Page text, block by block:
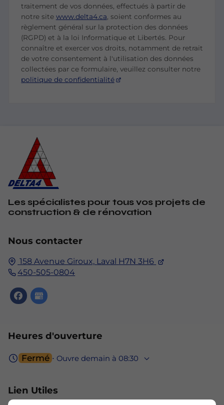
traitement de vos données, effectués à partir de
notre site www.delta4.ca , soient conformes au
règlement général sur la protection des données
(RGPD) et à la loi Informatique et Libertés. Pour
connaître et exercer vos droits, notamment de retrait
de votre consentement à l'utilisation des données
collectées par ce formulaire, veuillez consulter notre
politique de confidentialité
Les spécialistes pour tous vos projets de
construction & de rénovation
Nous contacter
158 Avenue Giroux, Laval H7N 3H6
450-505-0804
Heures d'ouverture
Fermé ⋅ Ouvre demain à 08:30
Lien Utiles